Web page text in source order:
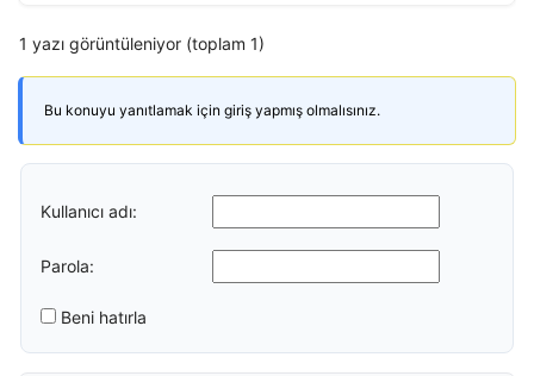
1 yazı görüntüleniyor (toplam 1)
Bu konuyu yanıtlamak için giriş yapmış olmalısınız.
Kullanıcı adı:
Parola:
Beni hatırla